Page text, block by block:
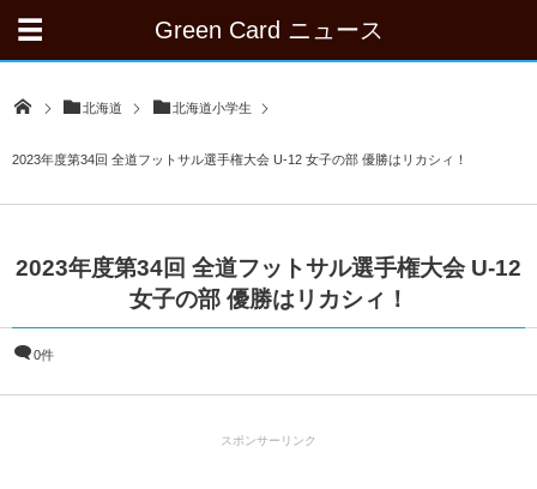
Green Card ニュース
北海道 北海道小学生
2023年度第34回 全道フットサル選手権大会 U-12 女子の部 優勝はリカシィ！
2023年度第34回 全道フットサル選手権大会 U-12
女子の部 優勝はリカシィ！
0件
スポンサーリンク